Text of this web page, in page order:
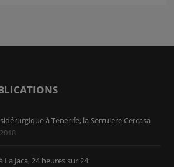
à Tenerife, la Serruiere Cercasa
La Jaca, 24 heures sur 24